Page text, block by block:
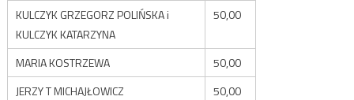
KULCZYK GRZEGORZ POLIŃSKA i
KULCZYK KATARZYNA
50,00
MARIA KOSTRZEWA
50,00
JERZY T MICHAJŁOWICZ
50,00